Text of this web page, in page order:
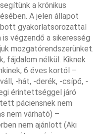
a krónikus
A jelen állapot
gyakorlatsorozattal
végzendő a sikeresség
mozgatórendszerünket.
fájdalom nélkül. Kiknek
6 éves kortól –
-hát, -derék, -csípő, -
érintettséggel járó
páciensnek nem
nem várható) –
nem ajánlott (Aki